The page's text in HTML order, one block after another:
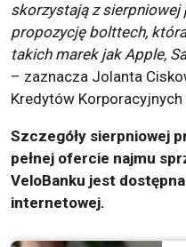
skorzystają z
propozycję bolttech,
takich marek jak Apple,
– zaznacza Jolanta
Kredytów Korporacyjnych
Szczegóły sierpniowej
pełnej ofercie najmu
VeloBanku jest
internetowej.